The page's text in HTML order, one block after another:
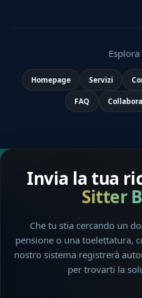
Homepage Servizi
FAQ Collabora
Invia la tua
Sitter
Che tu stia cercando un
pensione o una toelettatura,
nostro sistema registrerà
per trovarti la